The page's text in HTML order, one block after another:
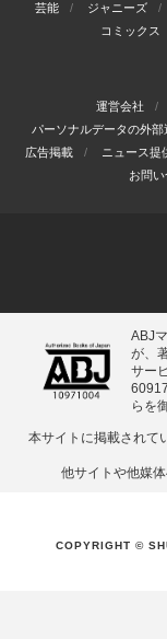
芸能 ジャニーズ
コミックス
運営会社
パーソナルデータの外部
広告掲載
ニュース提
お問
ABJ
が、
サー
らを
本サイトに掲載されて
他サイトや他媒
COPYRIGHT ©